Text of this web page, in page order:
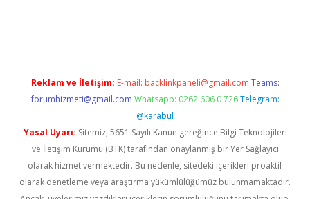
Reklam ve İletişim: E-mail: backlinkpaneli@gmail.com Teams:
forumhizmeti@gmail.com Whatsapp: 0262 606 0 726 Telegram:
@karabul
Yasal Uyarı: Sitemiz, 5651 Sayılı Kanun gereğince Bilgi Teknolojileri
ve İletişim Kurumu (BTK) tarafından onaylanmış bir Yer Sağlayıcı
olarak hizmet vermektedir. Bu nedenle, sitedeki içerikleri proaktif
olarak denetleme veya araştırma yükümlülüğümüz bulunmamaktadır.